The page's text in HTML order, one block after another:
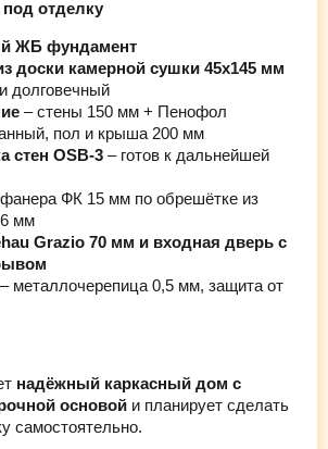
отделку
ЖБ фундамент
доски камерной сушки 45х145 мм
долговечный
– стены 150 мм + Пенофол
пол и крыша 200 мм
стен OSB-3 – готов к дальнейшей
ФК 15 мм по обрешётке из
мм
Grazio 70 мм и входная дверь с
– металлочерепица 0,5 мм, защита от
надёжный каркасный дом с
основой и планирует сделать
самостоятельно.